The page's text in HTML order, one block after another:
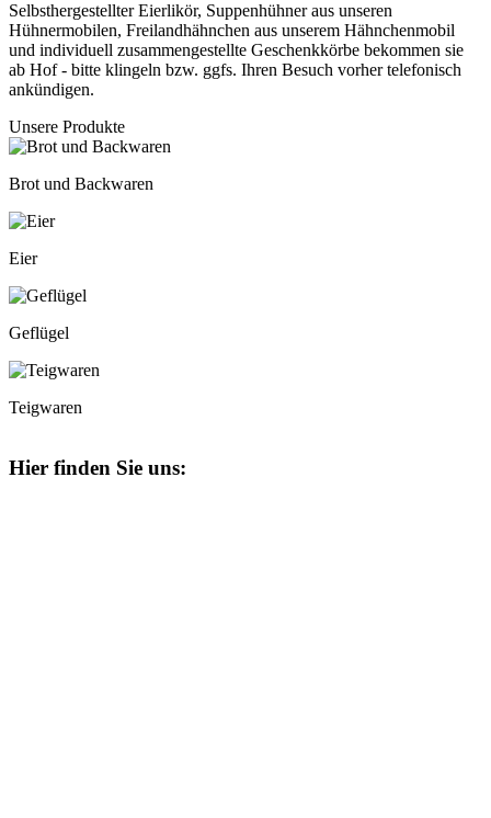
Selbsthergestellter Eierlikör, Suppenhühner aus unseren
Hühnermobilen, Freilandhähnchen aus unserem Hähnchenmobil
und individuell zusammengestellte Geschenkkörbe bekommen sie
ab Hof - bitte klingeln bzw. ggfs. Ihren Besuch vorher telefonisch
ankündigen.
Unsere Produkte
Brot und Backwaren
Eier
Geflügel
Teigwaren
Hier finden Sie uns: